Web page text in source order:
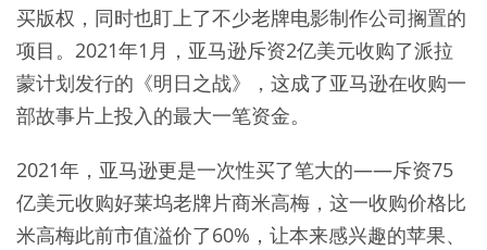
买版权，同时也盯上了不少老牌电影制作公司搁置的
项目。2021年1月，亚马逊斥资2亿美元收购了派拉
蒙计划发行的《明日之战》，这成了亚马逊在收购一
部故事片上投入的最大一笔资金。
2021年，亚马逊更是一次性买了笔大的——斥资75
亿美元收购好莱坞老牌片商米高梅，这一收购价格比
米高梅此前市值溢价了60%，让本来感兴趣的苹果、